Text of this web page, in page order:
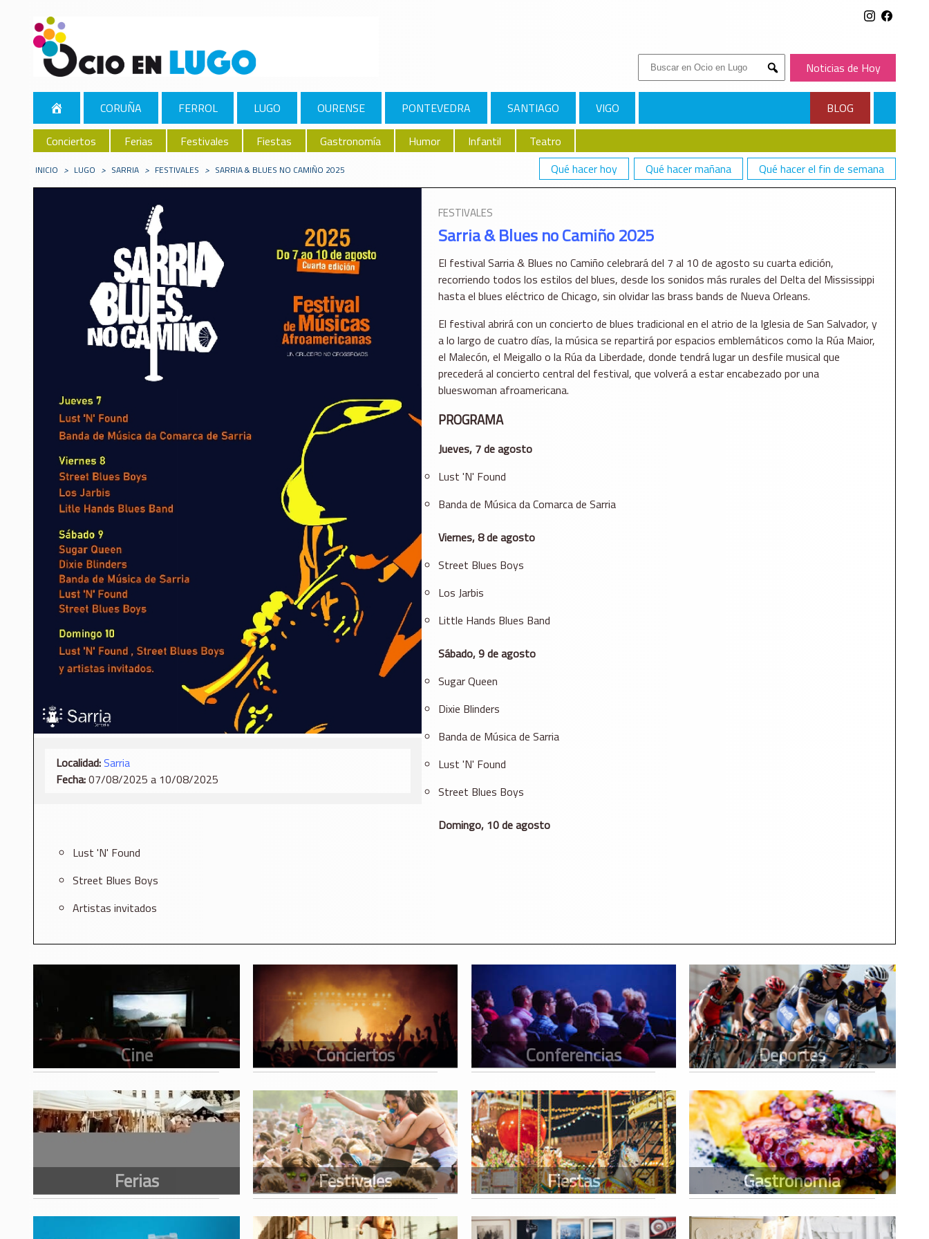
Buscar:
Submit
Noticias de Hoy
CORUÑA FERROL LUGO OURENSE PONTEVEDRA SANTIAGO VIGO
BLOG
Conciertos
Ferias Festivales Fiestas Gastronomía Humor Infantil
Teatro
Qué hacer hoy
Qué hacer mañana Qué hacer el fin de semana
INICIO > LUGO > SARRIA > FESTIVALES > SARRIA & BLUES NO CAMIÑO 2025
Localidad:Sarria
Fecha:07/08/2025 a 10/08/2025
FESTIVALES
Sarria & Blues no Camiño 2025
El festival Sarria & Blues no Camiño celebrará del 7 al 10 de agosto su cuarta edición,
recorriendo todos los estilos del blues, desde los sonidos más rurales del Delta del Mississippi
hasta el blues eléctrico de Chicago, sin olvidar las brass bands de Nueva Orleans.
El festival abrirá con un concierto de blues tradicional en el atrio de la Iglesia de San Salvador, y
a lo largo de cuatro días, la música se repartirá por espacios emblemáticos como la Rúa Maior,
el Malecón, el Meigallo o la Rúa da Liberdade, donde tendrá lugar un desfile musical que
precederá al concierto central del festival, que volverá a estar encabezado por una
blueswoman afroamericana.
PROGRAMA
Jueves, 7 de agosto
Lust 'N' Found
Banda de Música da Comarca de Sarria
Viernes, 8 de agosto
Street Blues Boys
Los Jarbis
Little Hands Blues Band
Sábado, 9 de agosto
Sugar Queen
Dixie Blinders
Banda de Música de Sarria
Lust 'N' Found
Street Blues Boys
Domingo, 10 de agosto
Lust 'N' Found
Street Blues Boys
Artistas invitados